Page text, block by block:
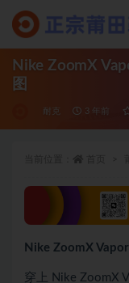
Nike ZoomX
图
耐克 3 年前
Nike ZoomX
穿上 Nike ZoomX